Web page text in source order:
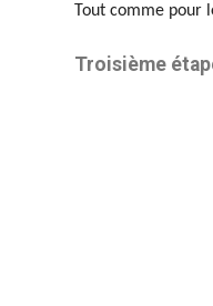
Tout comme pour
Troisième